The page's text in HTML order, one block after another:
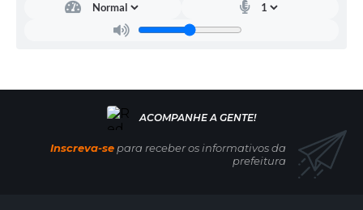
Inscreva-se para receber os informativos da
prefeitura